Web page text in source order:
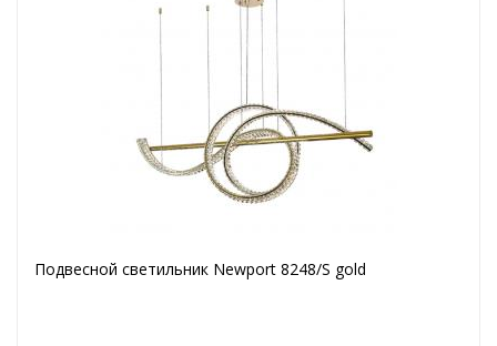
Подвесной светильник Newport 8248/S gold